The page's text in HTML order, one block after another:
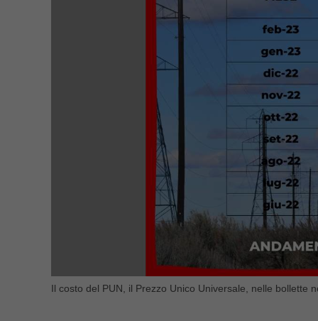
Il costo del PUN, il Prezzo Unico Universale, nelle bollette